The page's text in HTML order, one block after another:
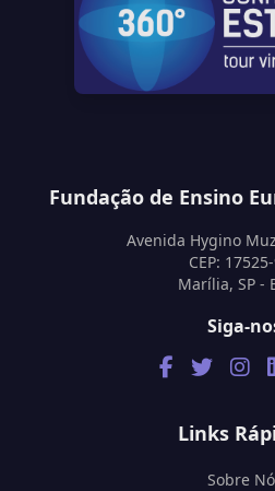
Fundação de Ensino
Avenida Hygino
CEP:
Marília, SP -
Siga-
Links
Sobre